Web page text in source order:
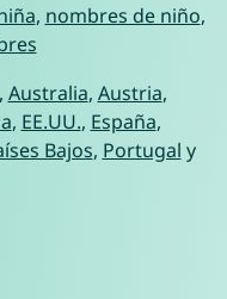
, nombres de niño,
, Australia, Austria,
, EE.UU., España,
Bajos, Portugal y